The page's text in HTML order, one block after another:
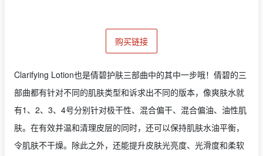
购买链接
Clarifying Lotion也是倩碧护肤三部曲中的其中一步哦！倩碧的三
部曲都有针对不同的肌肤类型和诉求出不同的版本，像爽肤水就
有1、2、3、4号分别针对极干性、混合偏干、混合偏油、油性肌
肤。在有效并温和清理皮层的同时，还可以保持肌肤水油平衡，
令肌肤不干燥。除此之外，还能提升皮肤光亮度、光滑度和柔软